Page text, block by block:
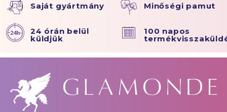
Saját gyártmány Minőségi pamut
24 órán belül
küldjük
100 napos